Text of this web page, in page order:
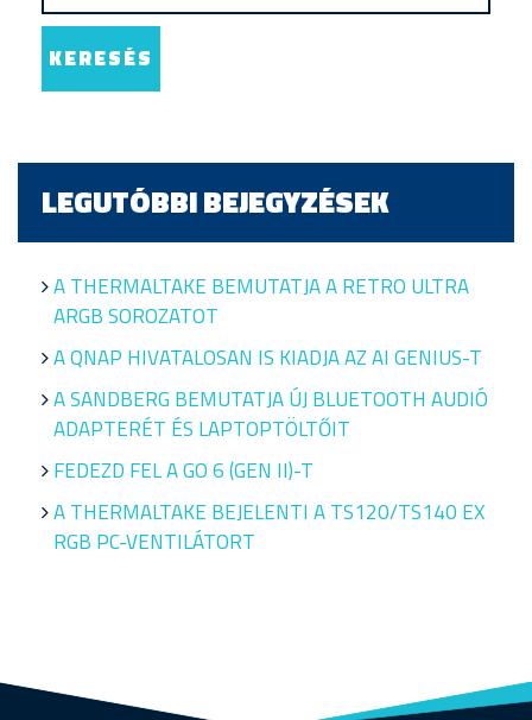
LEGUTÓBBI BEJEGYZÉSEK
A THERMALTAKE BEMUTATJA A RETRO ULTRA
ARGB SOROZATOT
A QNAP HIVATALOSAN IS KIADJA AZ AI GENIUS-T
A SANDBERG BEMUTATJA ÚJ BLUETOOTH AUDIÓ
ADAPTERÉT ÉS LAPTOPTÖLTŐIT
FEDEZD FEL A GO 6 (GEN II)-T
A THERMALTAKE BEJELENTI A TS120/TS140 EX
RGB PC-VENTILÁTORT